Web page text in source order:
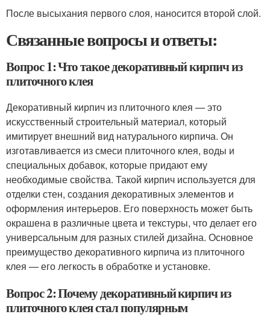
После высыхания первого слоя, наносится второй слой.
Связанные вопросы и ответы:
Вопрос 1: Что такое декоративный кирпич из
плиточного клея
Декоративный кирпич из плиточного клея — это
искусственный строительный материал, который
имитирует внешний вид натурального кирпича. Он
изготавливается из смеси плиточного клея, воды и
специальных добавок, которые придают ему
необходимые свойства. Такой кирпич используется для
отделки стен, создания декоративных элементов и
оформления интерьеров. Его поверхность может быть
окрашена в различные цвета и текстуры, что делает его
универсальным для разных стилей дизайна. Основное
преимущество декоративного кирпича из плиточного
клея — его легкость в обработке и установке.
Вопрос 2: Почему декоративный кирпич из
плиточного клея стал популярным